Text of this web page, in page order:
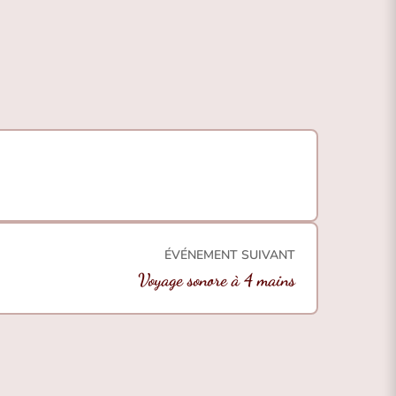
ÉVÉNEMENT SUIVANT
Voyage sonore à 4 mains